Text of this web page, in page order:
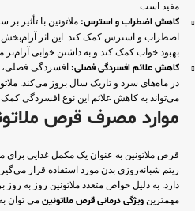
مفید است.
کاهش اضطراب و استرس: ملاتونین با تأثیر
اضطراب و استرس کمک کند. این اثر
بهبود خواب کمک کند و به داشتن خوابی آرام‌تر
کاهش علائم افسردگی فصلی: افسردگی
در ماه‌های سرد و تاریک سال بروز می‌کند.
می‌تواند به کاهش علائم این نوع افسردگی کمک
موارد مصرف قرص
قرص ملاتونین به عنوان یک مکمل غذایی برای
ریتم شبانه‌روزی بدن مورد استفاده قرار
دارد. به دلیل خواص متعدد ملاتونین روز به روز
مهمترین ویژگی درمانی قرص ملاتونین می توان